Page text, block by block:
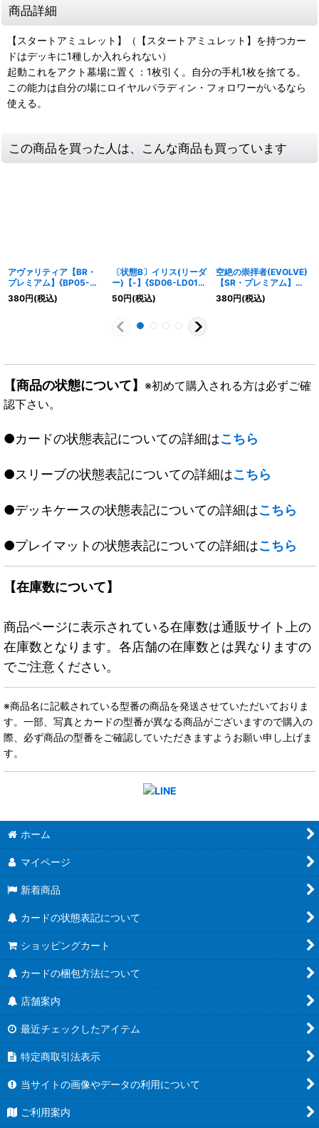
商品詳細
【スタートアミュレット】（【スタートアミュレット】を持つカー
ドはデッキに1種しか入れられない）
起動これをアクト墓場に置く：1枚引く。自分の手札1枚を捨てる。
この能力は自分の場にロイヤルパラディン・フォロワーがいるなら
使える。
この商品を買った人は、こんな商品も買っています
アヴァリティア【BR・
プレミアム】{BP05-
P14}《ロイヤル》
380円(税込)
〔状態B〕イリス(リーダ
ー)【-】{SD06-LD01}
《ビショップ》
50円(税込)
空絶の崇拝者(EVOLVE)
【SR・プレミアム】
{BP15-P07}《ロイヤ
ル》
380円(税込)
【商品の状態について】 ※初めて購入される方は必ずご確
認下さい。
●カードの状態表記についての詳細はこちら
●スリーブの状態表記についての詳細はこちら
●デッキケースの状態表記についての詳細はこちら
●プレイマットの状態表記についての詳細はこちら
【在庫数について】
商品ページに表示されている在庫数は通販サイト上の
在庫数となります。各店舗の在庫数とは異なりますの
でご注意ください。
※商品名に記載されている型番の商品を発送させていただいておりま
す。一部、写真とカードの型番が異なる商品がございますので購入の
際、必ず商品の型番をご確認していただきますようお願い申し上げま
す。
ホーム
マイページ
新着商品
カードの状態表記について
ショッピングカート
カードの梱包方法について
店舗案内
最近チェックしたアイテム
特定商取引法表示
当サイトの画像やデータの利用について
ご利用案内